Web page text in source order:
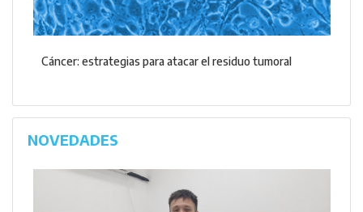
Cáncer: estrategias para atacar el residuo tumoral
NOVEDADES